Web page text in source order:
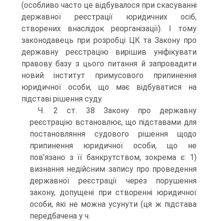
(особливо часто це відбувалося при скасуванні
державної реєстрації юридичних осіб,
створених внаслідок реорганізації). І тому
законодавець при розробці ЦК та Закону про
державну реєстрацію вирішив уніфікувати
правову базу з цього питання й запровадити
новий інститут примусового припинення
юридичної особи, що має відбуватися на
підставі рішення суду.
Ч. 2 ст. 38 Закону про державну
реєстрацію встановлює, що підставами для
постановляння судового рішення щодо
припинення юридичної особи, що не
пов’язано з її банкрутством, зокрема є: 1)
визнання недійсним запису про проведення
державної реєстрації через порушення
закону, допущені при створенні юридичної
особи, які не можна усунути (ця ж підстава
передбачена у ч.